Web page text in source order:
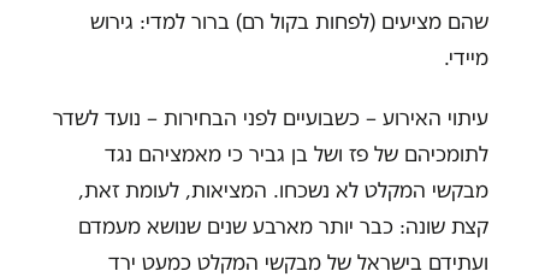
שהם מציעים (לפחות בקול רם) ברור למדי: גירוש
מיידי.
עיתוי האירוע – כשבועיים לפני הבחירות – נועד לשדר
לתומכיהם של פז ושל בן גביר כי מאמציהם נגד
מבקשי המקלט לא נשכחו. המציאות, לעומת זאת,
קצת שונה: כבר יותר מארבע שנים שנושא מעמדם
ועתידם בישראל של מבקשי המקלט כמעט ירד